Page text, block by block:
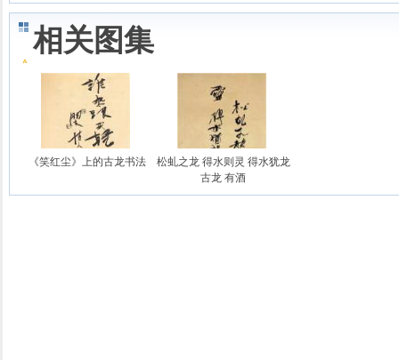
相关图集
《笑红尘》上的古龙书法
松虬之龙 得水则灵 得水犹龙
古龙 有酒